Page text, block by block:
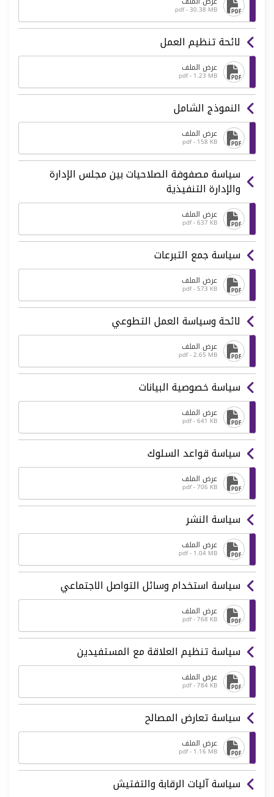
pdf - 30.38 MB
لائحة تنظيم العمل
عرض الملف
pdf - 1.23 MB
النموذج الشامل
عرض الملف
pdf - 158 KB
سياسة مصفوفة الصلاحيات بين مجلس الإدارة
والإدارة التنفيذية
عرض الملف
pdf - 637 KB
سياسة جمع التبرعات
عرض الملف
pdf - 573 KB
لائحة وسياسة العمل التطوعي
عرض الملف
pdf - 2.65 MB
سياسة خصوصية البيانات
عرض الملف
pdf - 641 KB
سياسة قواعد السلوك
عرض الملف
pdf - 706 KB
سياسة النشر
عرض الملف
pdf - 1.04 MB
سياسة استخدام وسائل التواصل الاجتماعي
عرض الملف
pdf - 768 KB
سياسة تنظيم العلاقة مع المستفيدين
عرض الملف
pdf - 784 KB
سياسة تعارض المصالح
عرض الملف
pdf - 1.16 MB
سياسة آليات الرقابة والتفتيش